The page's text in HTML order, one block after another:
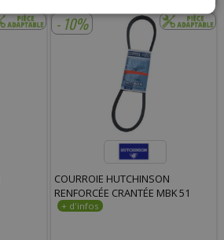
- 10%
COURROIE HUTCHINSON
RENFORCÉE CRANTÉE MBK 51